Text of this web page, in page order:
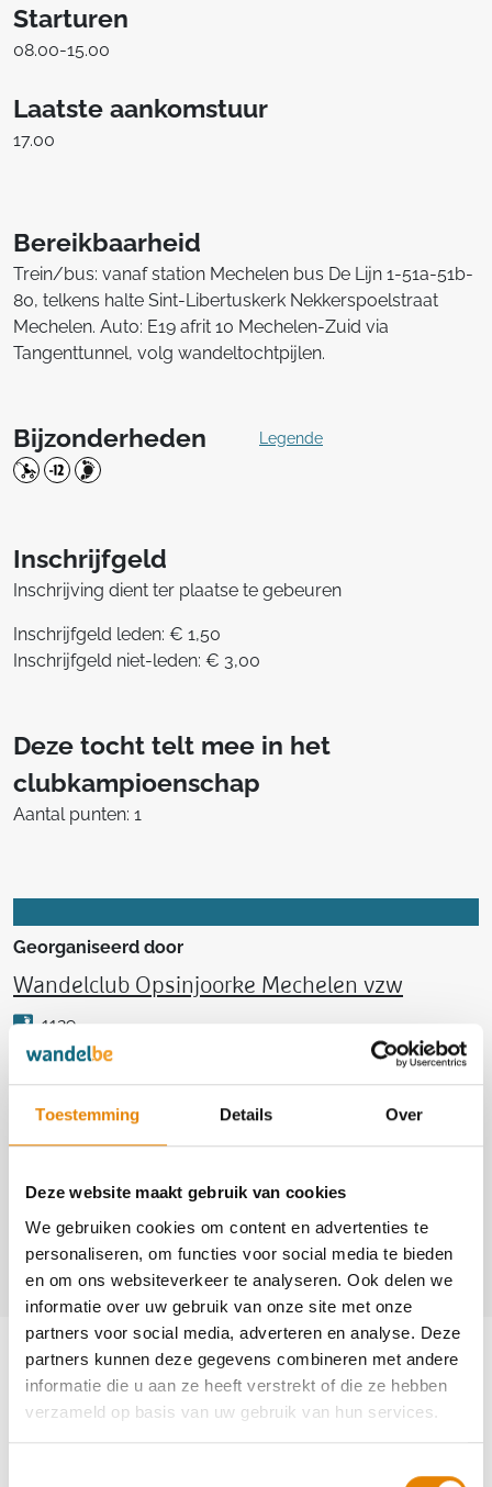
Toestemming Details Over
Deze website maakt gebruik van cookies
We gebruiken cookies om content en advertenties te
personaliseren, om functies voor social media te bieden
en om ons websiteverkeer te analyseren. Ook delen we
informatie over uw gebruik van onze site met onze
partners voor social media, adverteren en analyse. Deze
partners kunnen deze gegevens combineren met andere
informatie die u aan ze heeft verstrekt of die ze hebben
verzameld op basis van uw gebruik van hun services.
Starturen
08.00-15.00
Laatste aankomstuur
17.00
Bereikbaarheid
Trein/bus: vanaf station Mechelen bus De Lijn 1-51a-51b-
80, telkens halte Sint-Libertuskerk Nekkerspoelstraat
Mechelen. Auto: E19 afrit 10 Mechelen-Zuid via
Tangenttunnel, volg wandeltochtpijlen.
Bijzonderheden Legende
Inschrijfgeld
Inschrijving dient ter plaatse te gebeuren
Inschrijfgeld leden: € 1,50
Inschrijfgeld niet-leden: € 3,00
Deze tocht telt mee in het
clubkampioenschap
Aantal punten: 1
Georganiseerd door
Wandelclub Opsinjoorke Mechelen vzw
1129
http://www.opsinjoorke.be
Martin van Veen
+32(0)469 21 32 96
info.wandelclubopsinjoorke@gmail.com
Aankomende wandeltochten van deze
club